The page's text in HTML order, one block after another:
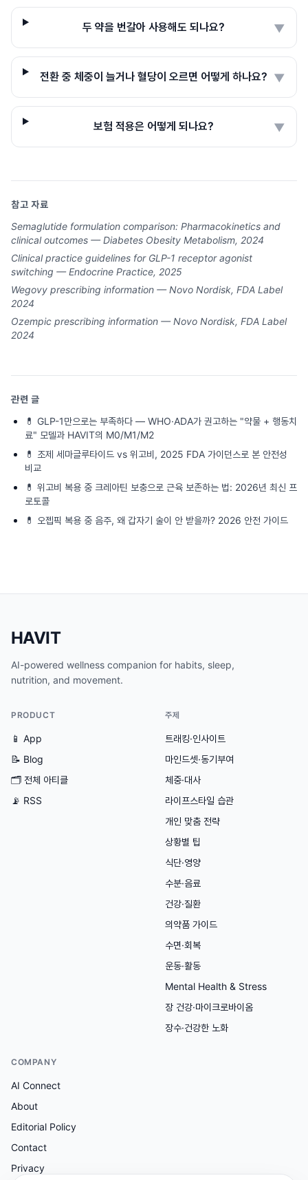
두 약을 번갈아 사용해도 되나요? ▼
전환 중 체중이 늘거나 혈당이 오르면 어떻게 하나요? ▼
보험 적용은 어떻게 되나요? ▼
참고 자료
Semaglutide formulation comparison: Pharmacokinetics and
clinical outcomes — Diabetes Obesity Metabolism, 2024
Clinical practice guidelines for GLP-1 receptor agonist
switching — Endocrine Practice, 2025
Wegovy prescribing information — Novo Nordisk, FDA Label
2024
Ozempic prescribing information — Novo Nordisk, FDA Label
2024
관련 글
💊 GLP-1만으로는 부족하다 — WHO·ADA가 권고하는 "약물 + 행동치
료" 모델과 HAVIT의 M0/M1/M2
💊 조제 세마글루타이드 vs 위고비, 2025 FDA 가이던스로 본 안전성
비교
💊 위고비 복용 중 크레아틴 보충으로 근육 보존하는 법: 2026년 최신 프
로토콜
💊
오젭픽 복용 중 음주, 왜 갑자기 술이 안 받을까? 2026 안전 가이드
HAVIT
AI-powered wellness companion for habits, sleep,
nutrition, and movement.
PRODUCT
📱 App
📝 Blog
🗂 전체 아티클
📡 RSS
주제
트래킹·인사이트
마인드셋·동기부여
체중·대사
라이프스타일 습관
개인 맞춤 전략
상황별 팁
식단·영양
수분·음료
건강·질환
의약품 가이드
수면·회복
운동·활동
Mental Health & Stress
장 건강·마이크로바이옴
장수·건강한 노화
COMPANY
AI Connect
About
Editorial Policy
Contact
Privacy